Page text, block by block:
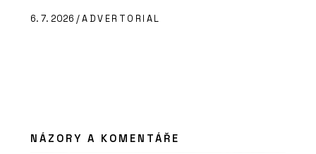
6. 7. 2026 /ADVERTORIAL
NÁZORY A KOMENTÁŘE